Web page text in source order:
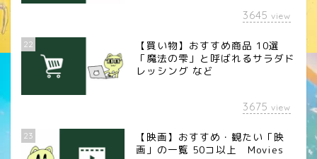
3645 view
22
【買い物】おすすめ商品 10選
「魔法の雫」と呼ばれるサラダド
レッシング など
3675 view
23
【映画】おすすめ・観たい「映
画」の一覧 50コ以上 Movies